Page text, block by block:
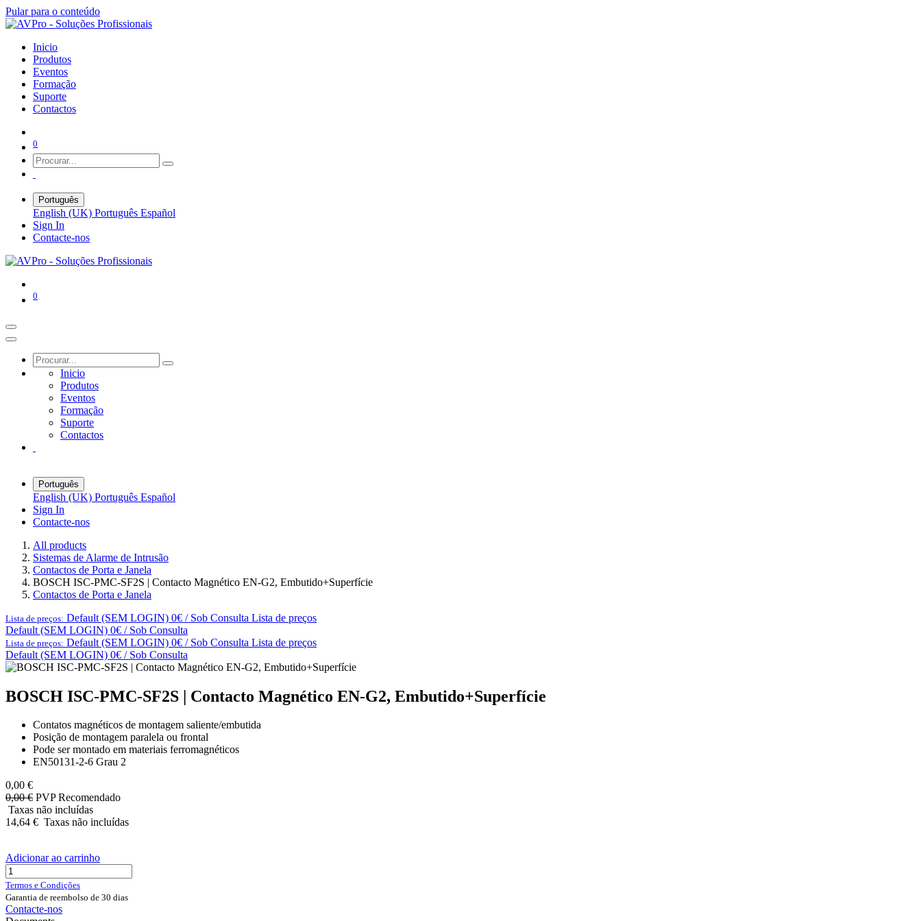
Pular para o conteúdo
Inicio
Produtos
Eventos
Formação
Suporte
Contactos
0
Português
English (UK) Português Español
Sign In
Contacte-nos
0
Inicio
Produtos
Eventos
Formação
Suporte
Contactos
Português
English (UK) Português Español
Sign In
Contacte-nos
All products
Sistemas de Alarme de Intrusão
Contactos de Porta e Janela
BOSCH ISC-PMC-SF2S | Contacto Magnético EN-G2, Embutido+Superfície
Contactos de Porta e Janela
Lista de preços: Default (SEM LOGIN) 0€ / Sob Consulta Lista de preços
Default (SEM LOGIN) 0€ / Sob Consulta
Lista de preços: Default (SEM LOGIN) 0€ / Sob Consulta Lista de preços
Default (SEM LOGIN) 0€ / Sob Consulta
BOSCH ISC-PMC-SF2S | Contacto Magnético EN-G2, Embutido+Superfície
Contatos magnéticos de montagem saliente/embutida
Posição de montagem paralela ou frontal
Pode ser montado em materiais ferromagnéticos
EN50131-2-6 Grau 2
0,00 €
0,00€ PVP Recomendado
Taxas não incluídas
14,64 € Taxas não incluídas
Adicionar ao carrinho
Termos e Condições
Garantia de reembolso de 30 dias
Contacte-nos